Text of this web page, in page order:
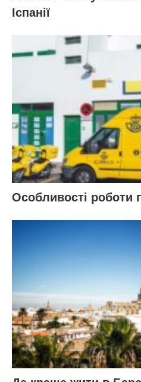
Іспанії
Особливості роботи